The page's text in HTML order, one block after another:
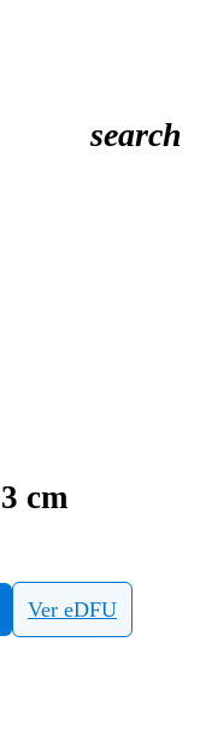
search
cm
Ver eDFU